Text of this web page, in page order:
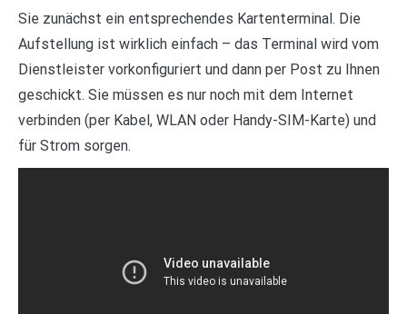
Sie zunächst ein entsprechendes Kartenterminal. Die
Aufstellung ist wirklich einfach – das Terminal wird vom
Dienstleister vorkonfiguriert und dann per Post zu Ihnen
geschickt. Sie müssen es nur noch mit dem Internet
verbinden (per Kabel, WLAN oder Handy-SIM-Karte) und
für Strom sorgen.